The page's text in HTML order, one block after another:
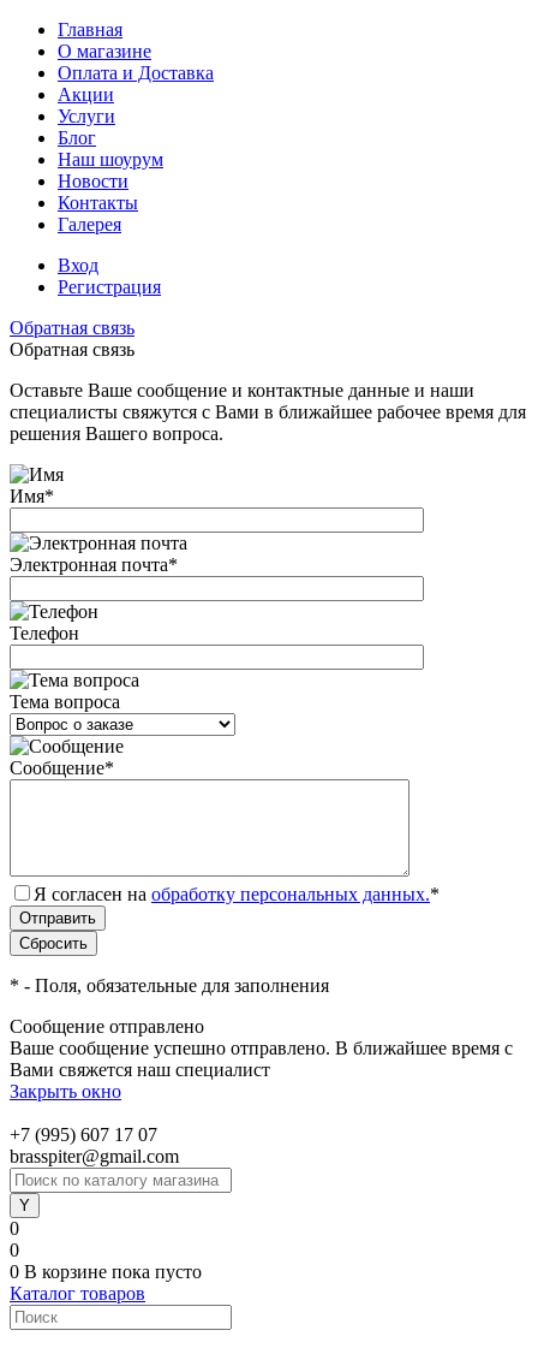
Главная
О магазине
Оплата и Доставка
Акции
Услуги
Блог
Наш шоурум
Новости
Контакты
Галерея
Вход
Регистрация
Обратная связь
Обратная связь
Оставьте Ваше сообщение и контактные данные и наши
специалисты свяжутся с Вами в ближайшее рабочее время для
решения Вашего вопроса.
Имя*
Электронная почта*
Телефон
Тема вопроса
Сообщение*
Я согласен на обработку персональных данных.*
* - Поля, обязательные для заполнения
Сообщение отправлено
Ваше сообщение успешно отправлено. В ближайшее время с
Вами свяжется наш специалист
Закрыть окно
+7 (995) 607 17 07
brasspiter@gmail.com
0
0
0 В корзине пока пусто
Каталог товаров